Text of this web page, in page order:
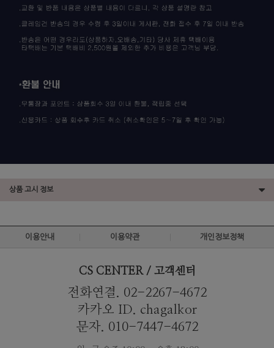
상품 고시 정보
이용안내 이용약관 개인정보정책
CS CENTER / 고객센터
전화연결. 02-2267-4672
카카오 ID. chagalkor
문자. 010-7447-4672